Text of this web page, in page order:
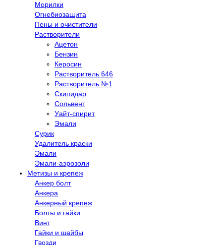
Морилки
Огнебиозащита
Пены и очистители
Растворители
Ацетон
Бензин
Керосин
Растворитель 646
Растворитель №1
Скипидар
Сольвент
Уайт-спирит
Эмали
Сурик
Удалитель краски
Эмали
Эмали-аэрозоли
Метизы и крепеж
Анкер болт
Анкера
Анкерный крепеж
Болты и гайки
Винт
Гайки и шайбы
Гвозди